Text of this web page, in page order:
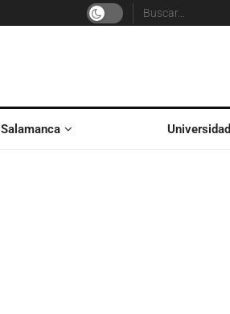
Salamanca Universidad